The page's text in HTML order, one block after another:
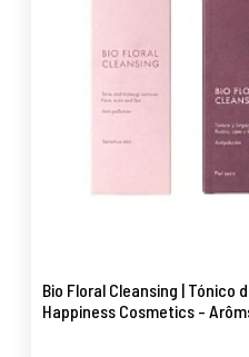
Bio Floral Cleansing | Tónico
Happiness Cosmetics -